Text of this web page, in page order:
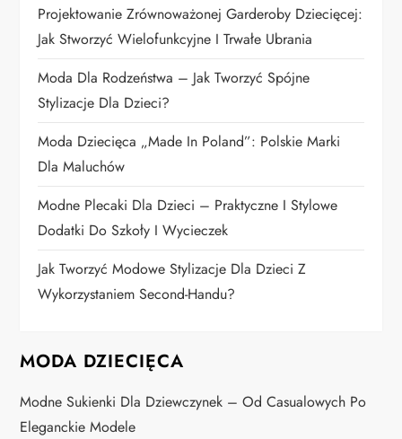
w
p
i
s
u
Projektowanie Zrównoważonej Garderoby Dziecięcej:
Jak Stworzyć Wielofunkcyjne I Trwałe Ubrania
Moda Dla Rodzeństwa – Jak Tworzyć Spójne
Stylizacje Dla Dzieci?
Moda Dziecięca „Made In Poland”: Polskie Marki
Dla Maluchów
Modne Plecaki Dla Dzieci – Praktyczne I Stylowe
Dodatki Do Szkoły I Wycieczek
Jak Tworzyć Modowe Stylizacje Dla Dzieci Z
Wykorzystaniem Second-Handu?
MODA DZIECIĘCA
Modne Sukienki Dla Dziewczynek – Od Casualowych Po
Eleganckie Modele